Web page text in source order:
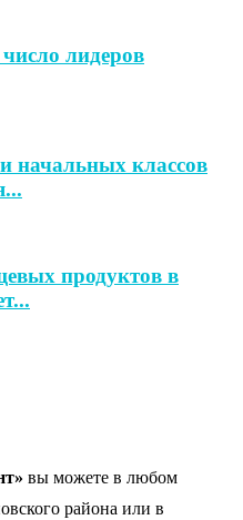
лидеров
начальных классов
продуктов в
вы можете в любом
района или в